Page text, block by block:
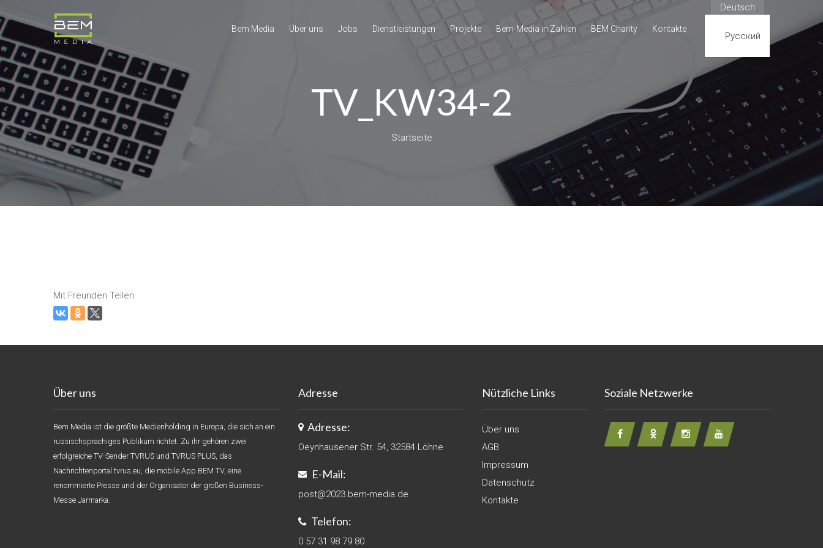
Bem Media Über uns Jobs Dienstleistungen Projekte Bem-Media in Zahlen BEM Charity Kontakte
Deutsch
Русский
TV_KW34-2
Startseite
Mit Freunden Teilen:
Über uns
Bem Media ist die größte Medienholding in Europa, die sich an ein
russischsprachiges Publikum richtet. Zu ihr gehören zwei
erfolgreiche TV-Sender TVRUS und TVRUS PLUS, das
Nachrichtenportal tvrus.eu, die mobile App BEM TV, eine
renommierte Presse und der Organisator der großen Business-
Messe Jarmarka.
Adresse
Adresse:
Oeynhausener Str. 54, 32584 Löhne
E-Mail:
post@2023.bem-media.de
Telefon:
0 57 31 98 79 80
Nützliche Links
Über uns
AGB
Impressum
Datenschutz
Kontakte
Soziale Netzwerke